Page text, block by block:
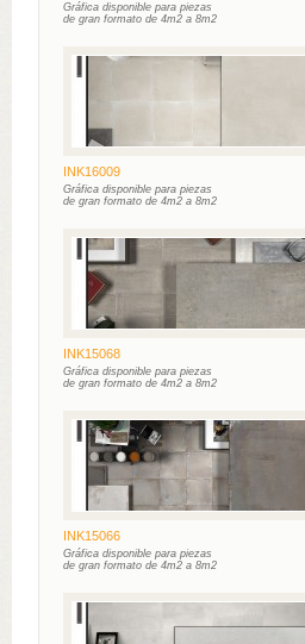
Gráfica disponible para piezas
de gran formato de 4m2 a 8m2
INK16009
Gráfica disponible para piezas
de gran formato de 4m2 a 8m2
INK15068
Gráfica disponible para piezas
de gran formato de 4m2 a 8m2
INK15066
Gráfica disponible para piezas
de gran formato de 4m2 a 8m2